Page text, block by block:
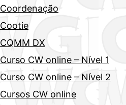
Coordenação
Cootie
CQMM DX
Curso CW online – Nível 1
Curso CW online – Nível 2
Cursos CW online